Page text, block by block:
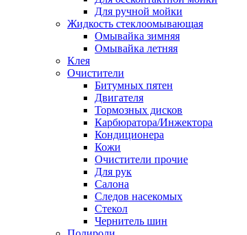
Для ручной мойки
Жидкость стеклоомывающая
Омывайка зимняя
Омывайка летняя
Клея
Очистители
Битумных пятен
Двигателя
Тормозных дисков
Карбюратора/Инжектора
Кондиционера
Кожи
Очистители прочие
Для рук
Салона
Следов насекомых
Стекол
Чернитель шин